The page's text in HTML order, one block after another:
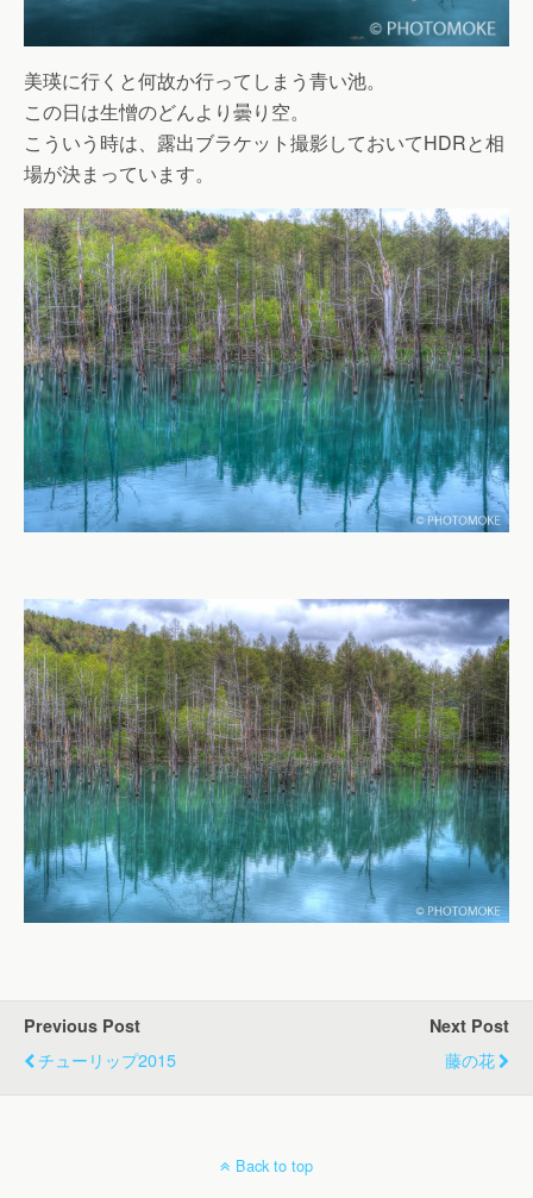
美瑛に行くと何故か行ってしまう青い池。
この日は生憎のどんより曇り空。
こういう時は、露出ブラケット撮影しておいてHDRと相
場が決まっています。
Previous Post
チューリップ2015
Next Post
藤の花
Back to top